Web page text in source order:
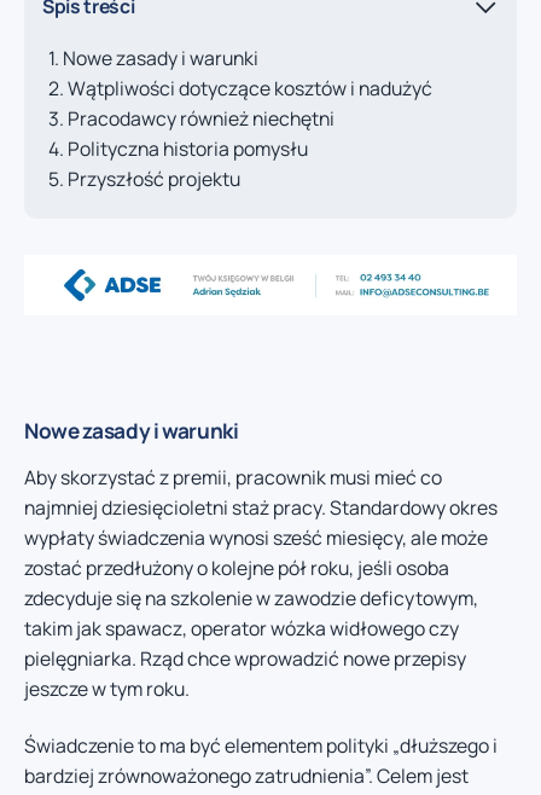
Spis treści
Nowe zasady i warunki
Wątpliwości dotyczące kosztów i nadużyć
Pracodawcy również niechętni
Polityczna historia pomysłu
Przyszłość projektu
Nowe zasady i warunki
Aby skorzystać z premii, pracownik musi mieć co
najmniej dziesięcioletni staż pracy. Standardowy okres
wypłaty świadczenia wynosi sześć miesięcy, ale może
zostać przedłużony o kolejne pół roku, jeśli osoba
zdecyduje się na szkolenie w zawodzie deficytowym,
takim jak spawacz, operator wózka widłowego czy
pielęgniarka. Rząd chce wprowadzić nowe przepisy
jeszcze w tym roku.
Świadczenie to ma być elementem polityki „dłuższego i
bardziej zrównoważonego zatrudnienia”. Celem jest